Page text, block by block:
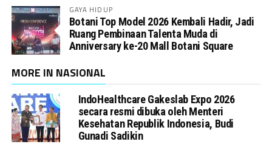
GAYA HIDUP
Botani Top Model 2026 Kembali Hadir, Jadi
Ruang Pembinaan Talenta Muda di
Anniversary ke-20 Mall Botani Square
MORE IN NASIONAL
IndoHealthcare Gakeslab Expo 2026
secara resmi dibuka oleh Menteri
Kesehatan Republik Indonesia, Budi
Gunadi Sadikin